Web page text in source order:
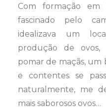
Com formação em
fascinado pelo
idealizava um
produção de
pomar de maçãs, um
e contentes se
naturalmente, me
mais saborosos ovos…